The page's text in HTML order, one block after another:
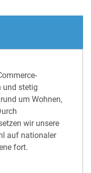
und stetig
um Wohnen,
wir unsere
auf nationaler
fort.